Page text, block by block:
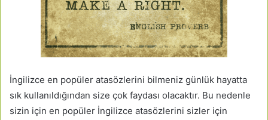
İngilizce en popüler atasözlerini bilmeniz günlük hayatta
sık kullanıldığından size çok faydası olacaktır. Bu nedenle
sizin için en popüler İngilizce atasözlerini sizler için